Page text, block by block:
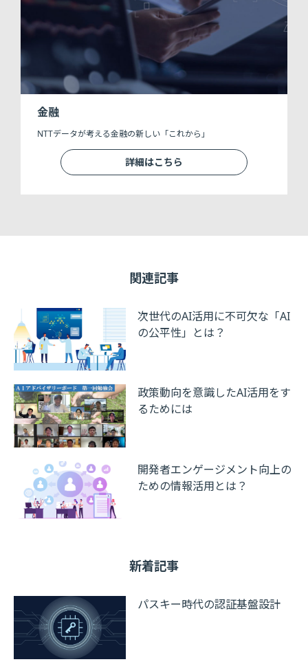
関連記事
次世代のAI活用に不可欠な「AI
の公平性」とは？
政策動向を意識したAI活用をす
るためには
開発者エンゲージメント向上の
ための情報活用とは？
新着記事
パスキー時代の認証基盤設計
金融
NTTデータが考える金融の新しい「これから」
詳細はこちら